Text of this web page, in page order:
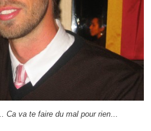
Ca va te faire du mal pour rien...